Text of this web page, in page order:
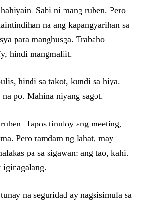
Sabi ni mang ruben. Pero
na ang kapangyarihan sa
para manghusga. Trabaho
hindi mangmaliit.
hindi sa takot, kundi sa hiya.
na po. Mahina niyang sagot.
Tapos tinuloy ang meeting,
Pero ramdam ng lahat, may
pa sa sigawan: ang tao, kahit
iginagalang.
na seguridad ay nagsisimula sa